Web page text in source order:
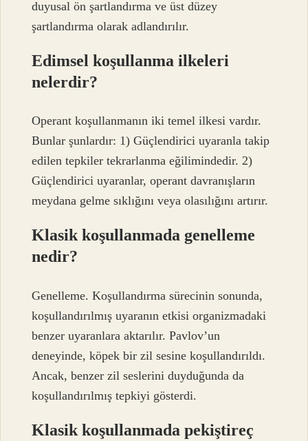
duyusal ön şartlandırma ve üst düzey
şartlandırma olarak adlandırılır.
Edimsel koşullanma ilkeleri
nelerdir?
Operant koşullanmanın iki temel ilkesi vardır.
Bunlar şunlardır: 1) Güçlendirici uyaranla takip
edilen tepkiler tekrarlanma eğilimindedir. 2)
Güçlendirici uyaranlar, operant davranışların
meydana gelme sıklığını veya olasılığını artırır.
Klasik koşullanmada genelleme
nedir?
Genelleme. Koşullandırma sürecinin sonunda,
koşullandırılmış uyaranın etkisi organizmadaki
benzer uyaranlara aktarılır. Pavlov’un
deneyinde, köpek bir zil sesine koşullandırıldı.
Ancak, benzer zil seslerini duyduğunda da
koşullandırılmış tepkiyi gösterdi.
Klasik koşullanmada pekiştireç